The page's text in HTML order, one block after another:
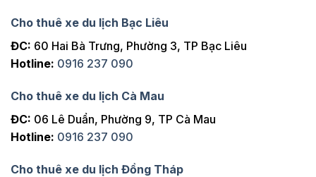
Cho thuê xe du lịch Bạc Liêu
ĐC: 60 Hai Bà Trưng, Phường 3, TP Bạc Liêu
Hotline: 0916 237 090
Cho thuê xe du lịch Cà Mau
ĐC: 06 Lê Duẩn, Phường 9, TP Cà Mau
Hotline: 0916 237 090
Cho thuê xe du lịch Đồng Tháp